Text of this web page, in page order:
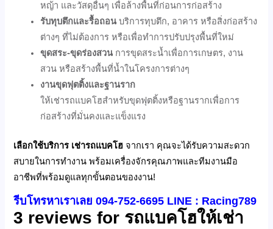
หญ้า และวัสดุอื่นๆ เพื่อล้างพื้นที่ก่อนการก่อสร้าง
รับทุบตึกและรื้อถอนบริการทุบตึก, อาคาร หรือสิ่งก่อสร้าง
ต่างๆ ที่ไม่ต้องการ หรือเพื่อทำการปรับปรุงพื้นที่ใหม่
ขุดสระ-ขุดร่องสวน การขุดสระน้ำเพื่อการเกษตร, งาน
สวน หรือสร้างพื้นที่น้ำในโครงการต่างๆ
งานขุดฟุตติ้งและฐานราก
ให้เช่ารถแบคโฮสำหรับขุดฟุตติ้งหรือฐานรากเพื่อการ
ก่อสร้างที่มั่นคงและแข็งแรง
เลือกใช้บริการ เช่ารถแบคโฮ จากเรา คุณจะได้รับความสะดวก
สบายในการทำงาน พร้อมเครื่องจักรคุณภาพและทีมงานมือ
อาชีพที่พร้อมดูแลทุกขั้นตอนของงาน!
รีบโทรหาเราเลย 094-752-6695 LINE : Racing789
3 reviews for รถแบคโฮให้เช่า